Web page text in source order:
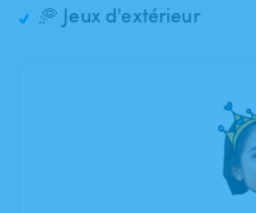
🥏 Jeux d'extérieur